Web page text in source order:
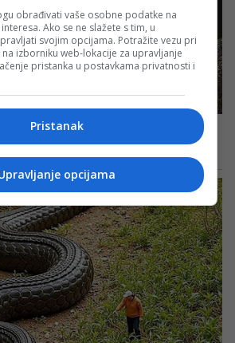
obrađivati vaše osobne podatke na
Ako se ne slažete s tim, u
svojim opcijama. Potražite vezu pri
izborniku web-lokacije za upravljanje
pristanka u postavkama privatnosti i
Pristanak
opcijama